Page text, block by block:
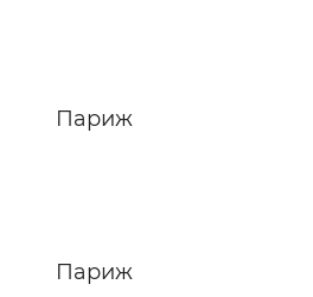
Париж
Париж